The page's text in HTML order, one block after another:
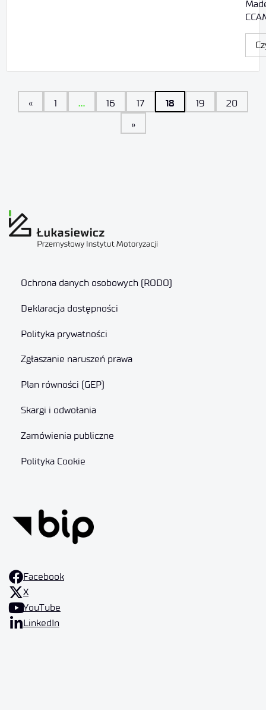
« 1 … 16 17 18 19
20
»
Ochrona danych osobowych (RODO)
Deklaracja dostępności
Polityka prywatności
Zgłaszanie naruszeń prawa
Plan równości (GEP)
Skargi i odwołania
Zamówienia publiczne
Polityka Cookie
Facebook
X
YouTube
LinkedIn